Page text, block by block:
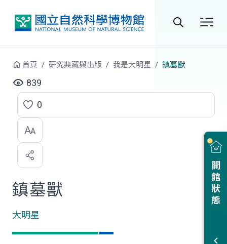
站
尋
開館狀態
首頁 研究典藏與出版 我是大明星 鎮墓獸
839
點
選
喜
歡
0
鎮墓獸
大明星